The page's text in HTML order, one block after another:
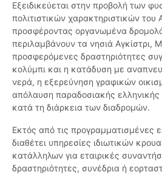
Εξειδικεύεται στην προβολή των
πολιτιστικών χαρακτηριστικών του
προσφέροντας οργανωμένα
περιλαμβάνουν τα νησιά Αγκίστρι,
προσφερόμενες δραστηριότητες
κολύμπι και η κατάδυση με
νερά, η εξερεύνηση γραφικών
απόλαυση παραδοσιακής ελληνικής
κατά τη διάρκεια των διαδρομών.
Εκτός από τις προγραμματισμένες
διαθέτει υπηρεσίες ιδιωτικών
κατάλληλων για εταιρικές
δραστηριότητες, συνέδρια ή